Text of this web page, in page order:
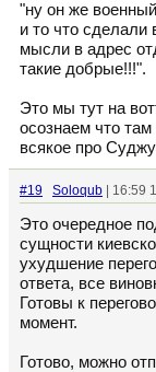
"ну он же
и то что сделали
мысли в адрес
такие добрые!!!".
Это мы тут на
осознаем что
всякое про
#19 Soloqub | 16:59
Это очередное
сущности
ухудшение
ответа, все
Готовы к
момент.
Готово, можно